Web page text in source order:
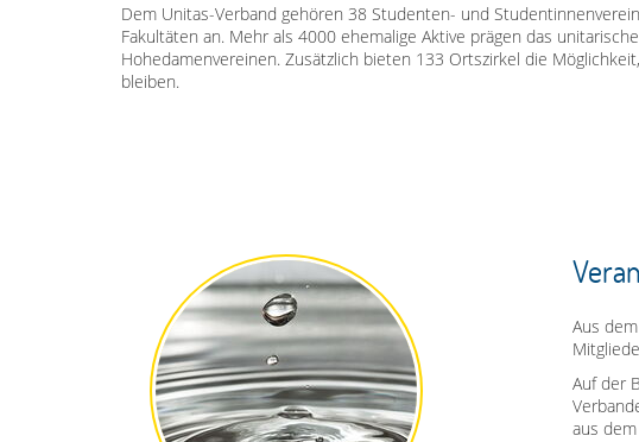
Dem Unitas-Verband gehören 38 Studenten- und
Fakultäten an. Mehr als 4000 ehemalige Aktive prägen das
Hohedamenvereinen. Zusätzlich bieten 133 Ortszirkel die
bleiben.
Aus
Auf der
aus